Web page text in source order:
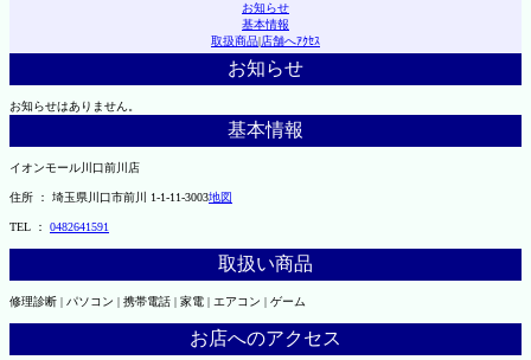
お知らせ
基本情報
取扱商品|店舗へｱｸｾｽ
お知らせ
お知らせはありません。
基本情報
イオンモール川口前川店
住所 ： 埼玉県川口市前川 1-1-11-3003地図
TEL ： 0482641591
取扱い商品
修理診断 | パソコン | 携帯電話 | 家電 | エアコン | ゲーム
お店へのアクセス